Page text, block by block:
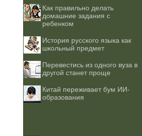
Как правильно делать
домашние задания с
ребенком
История русского языка как
школьный предмет
Перевестись из одного вуза в
другой станет проще
Китай переживает бум ИИ-
образования